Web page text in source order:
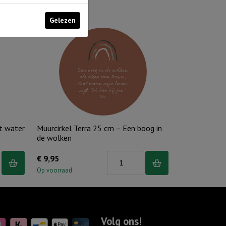
water
Muurcirkel Terra 25 cm – Een boog in
de wolken
€ 9,95
Op voorraad
Volg ons!
Gelezen